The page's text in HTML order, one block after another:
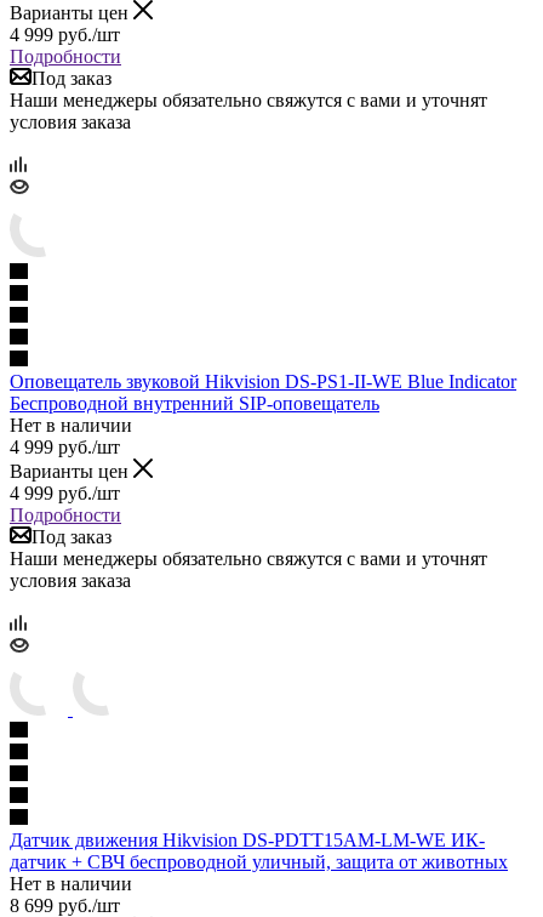
Варианты цен
4 999 руб./шт
Подробности
Под заказ
Наши менеджеры обязательно свяжутся с вами и уточнят
условия заказа
Оповещатель звуковой Hikvision DS-PS1-II-WE Blue Indicator
Беспроводной внутренний SIP-оповещатель
Нет в наличии
4 999 руб./шт
Варианты цен
4 999 руб./шт
Подробности
Под заказ
Наши менеджеры обязательно свяжутся с вами и уточнят
условия заказа
Датчик движения Hikvision DS-PDTT15AM-LM-WE ИК-
датчик + СВЧ беспроводной уличный, защита от животных
Нет в наличии
8 699 руб./шт